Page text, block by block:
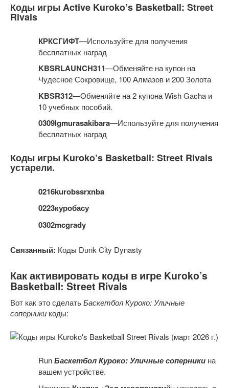
Коды игры Active Kuroko’s Basketball: Street
Rivals
КРКСГИФТ—Используйте для получения
бесплатных наград
KBSRLAUNCH311—Обменяйте на купон на
Чудесное Сокровище, 100 Алмазов и 200 Золота
KBSR312—Обменяйте на 2 купона Wish Gacha и
10 учебных пособий.
0309lgmurasakibara—Используйте для получения
бесплатных наград
Коды игры Kuroko’s Basketball: Street Rivals
устарели.
0216kurobssrxnba
0223куробасу
0302mcgrady
Связанный: Коды Dunk City Dynasty
Как активировать коды в игре Kuroko’s
Basketball: Street Rivals
Вот как это сделатьБаскетбол Куроко: Уличные
соперники коды:
RunБаскетбол Куроко: Уличные соперники на
вашем устройстве.